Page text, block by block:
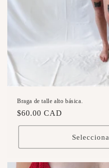
Braga de talle alto básica.
Precio
habitual
$60.00 CAD